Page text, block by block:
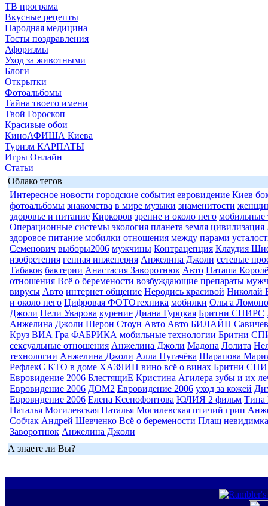
ТВ програма
Вкусные рецепты
Народная медицина
Тосты поздравления
Афоризмы
Уход за животными
Блоги
Открытки
Фотоальбомы
Тайна твоего имени
Твой Гороскоп
Красивые обои
КиноАФИША Киева
Туризм КАРПАТЫ
Игры Онлайн
Статьи
Облако тегов
Интересное новости городские события евровидение Киев
фотоальбомы знакомства в мире музыки знаменитости
здоровье и питание Киркоров зрение и около него мобильные
Операционные системы экология планета земля цивилизация
здоровое питание мобилки отношения между парами
Семенович выборы2006 мужчины Контрацепция Клаудия
изобретения генная инженерия Анжелина Джоли сетевые
Табаков бактерии Анастасия Заворотнюк Авто Наташа
отношения Всё о беремености возбуждающие препараты
вирусы Авто интернет общение Неродись красивой Николай
и около него Цифровая ФОТОтехника мобилки Ольга
Джоли Нели Уварова курение Диана Гурцкая Бритни СПИРС
Анжелина Джоли Шерон Стоун Авто Авто БИЛАЙН
Круз ВИА Гра ФАБРИКА мобильные технологии Бритни
сексуальные отношения Анжелина Джоли Мадона Лолита
технологии Анжелина Джоли Алла Пугачёва Шарапова
РефлекС КТО в доме ХАЗЯИН вино всё о винах Бритни
Евровидение 2006 БлестящиЕ Кристина Агилера зубы и их
Евровидение 2006 ДОМ2 Евровидение 2006 уход за кожей
Евровидение 2006 Елена Ксенофонтова ЮЛИЯ 2 фильм Тина
Наталья Могилевская Наталья Могилевская птичий грип
Собчак Андрей Шевченко Всё о беремености Плащ невидимка
Заворотнюк Анжелина Джоли
А знаете ли Вы?